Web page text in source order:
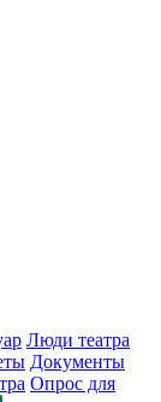
Люди театра
Документы
Опрос для